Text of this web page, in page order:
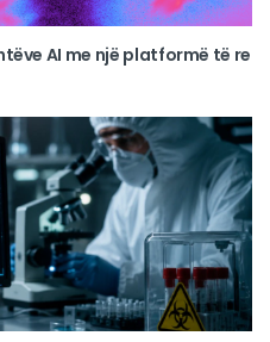
AI me një platformë të re